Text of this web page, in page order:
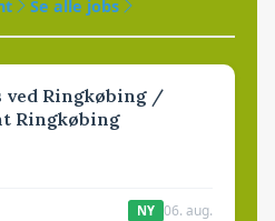
Se alle jobs
ved Ringkøbing /
Ringkøbing
NY 06. aug.